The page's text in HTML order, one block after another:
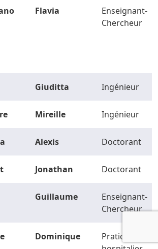
Flavia
Enseignant-
Chercheur
Giuditta Ingénieur
Mireille Ingénieur
Alexis Doctorant
Jonathan Doctorant
Guillaume
Enseignant-
Chercheur
Dominique
Praticien